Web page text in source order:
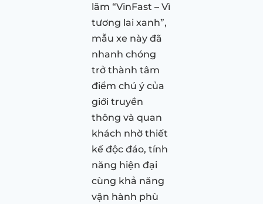
lãm “VinFast – Vì
tương lai xanh”,
mẫu xe này đã
nhanh chóng
trở thành tâm
điểm chú ý của
giới truyền
thông và quan
khách nhờ thiết
kế độc đáo, tính
năng hiện đại
cùng khả năng
vận hành phù